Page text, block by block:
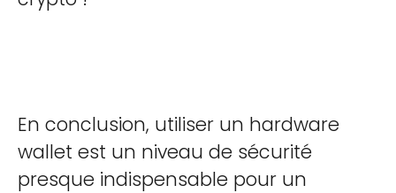
En conclusion, utiliser un hardware
wallet est un niveau de sécurité
presque indispensable pour un